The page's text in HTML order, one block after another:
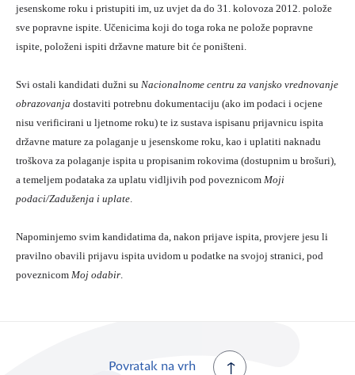
jesenskome roku i pristupiti im, uz uvjet da do 31. kolovoza 2012. polože
sve popravne ispite. Učenicima koji do toga roka ne polože popravne
ispite, položeni ispiti državne mature bit će poništeni.
Svi ostali kandidati dužni su Nacionalnome centru za vanjsko vrednovanje
obrazovanja dostaviti potrebnu dokumentaciju (ako im podaci i ocjene
nisu verificirani u ljetnome roku) te iz sustava ispisanu prijavnicu ispita
državne mature za polaganje u jesenskome roku, kao i uplatiti naknadu
troškova za polaganje ispita u propisanim rokovima (dostupnim u brošuri),
a temeljem podataka za uplatu vidljivih pod poveznicom Moji
podaci/Zaduženja i uplate.
Napominjemo svim kandidatima da, nakon prijave ispita, provjere jesu li
pravilno obavili prijavu ispita uvidom u podatke na svojoj stranici, pod
poveznicom Moj odabir.
Povratak na vrh